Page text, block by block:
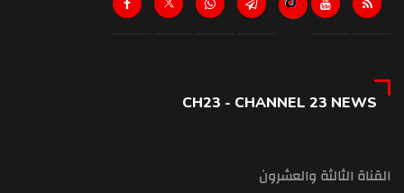
CH23 - CHANNEL 23 NEWS
القناة الثالثة والعشرون